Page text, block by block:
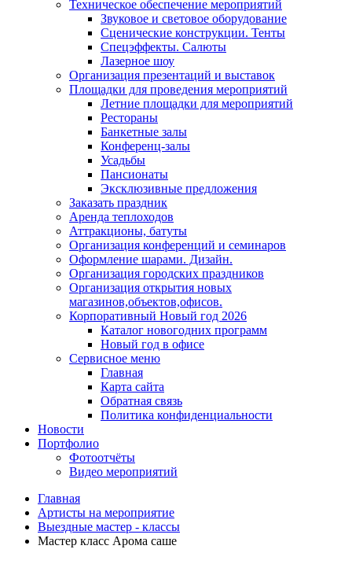
Техническое обеспечение мероприятий
Звуковое и световое оборудование
Сценические конструкции. Тенты
Спецэффекты. Салюты
Лазерное шоу
Организация презентаций и выставок
Площадки для проведения мероприятий
Летние площадки для мероприятий
Рестораны
Банкетные залы
Конференц-залы
Усадьбы
Пансионаты
Эксклюзивные предложения
Заказать праздник
Аренда теплоходов
Аттракционы, батуты
Организация конференций и семинаров
Оформление шарами. Дизайн.
Организация городских праздников
Организация открытия новых
магазинов,объектов,офисов.
Корпоративный Новый год 2026
Каталог новогодних программ
Новый год в офисе
Сервисное меню
Главная
Карта сайта
Обратная связь
Политика конфиденциальности
Новости
Портфолио
Фотоотчёты
Видео мероприятий
Главная
Артисты на мероприятие
Выездные мастер - классы
Мастер класс Арома саше